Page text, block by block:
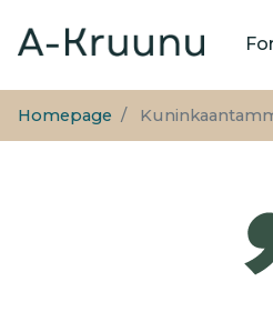
Main
Homepage